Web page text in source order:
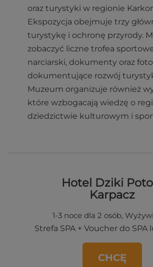
oraz turystyki w regionie
Ekspozycja obejmuje trzy
turystykę i ochronę przyrody.
zobaczyć liczne trofea
narciarski, dokumenty oraz
dokumentujące rozwój
Muzeum organizuje również
które wzbogacają wiedzę o
dziedzictwie kulturowym i
Hotel Dziki
Karpacz
1-3 noce dla 2 osób,
Strefa SPA + Voucher do SPA
CHCĘ